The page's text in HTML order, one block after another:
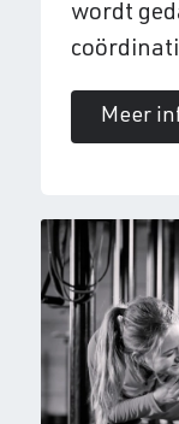
wordt
Meer